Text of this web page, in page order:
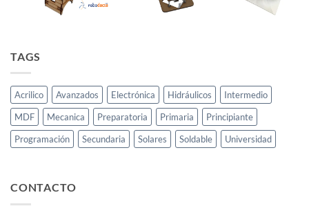
TAGS
Acrilico Avanzados Electrónica Hidráulicos
Intermedio
MDF
Mecanica Preparatoria Primaria
Principiante
Programación
Secundaria Solares Soldable Universidad
CONTACTO